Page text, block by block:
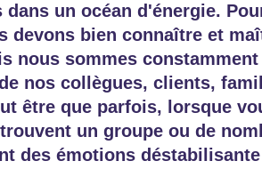
dans un océan d'énergie.
devons bien connaître et
nous sommes
nos collègues, clients,
être que parfois, lorsque
un groupe ou de
des émotions